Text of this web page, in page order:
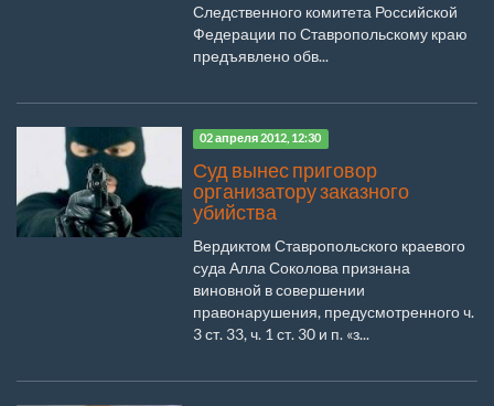
Следственного комитета Российской
Федерации по Ставропольскому краю
предъявлено обв...
02 апреля 2012, 12:30
Суд вынес приговор
организатору заказного
убийства
Вердиктом Ставропольского краевого
суда Алла Соколова признана
виновной в совершении
правонарушения, предусмотренного ч.
3 ст. 33, ч. 1 ст. 30 и п. «з...